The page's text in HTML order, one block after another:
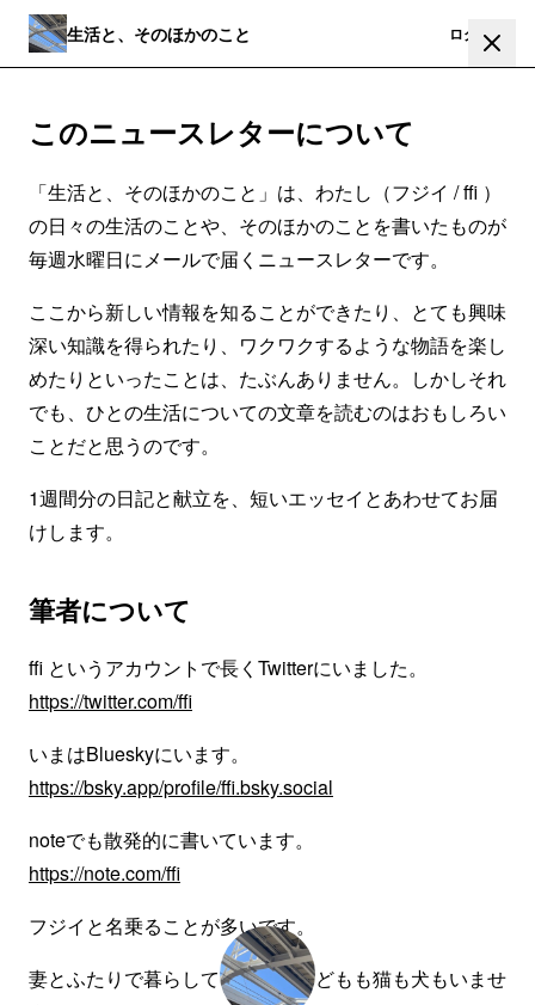
生活と、そのほかのこと ログイン
このニュースレターについて
「生活と、そのほかのこと」は、わたし（フジイ / ffi ）
の日々の生活のことや、そのほかのことを書いたものが
毎週水曜日にメールで届くニュースレターです。
ここから新しい情報を知ることができたり、とても興味
深い知識を得られたり、ワクワクするような物語を楽し
めたりといったことは、たぶんありません。しかしそれ
でも、ひとの生活についての文章を読むのはおもしろい
ことだと思うのです。
1週間分の日記と献立を、短いエッセイとあわせてお届
けします。
筆者について
ffi というアカウントで長くTwitterにいました。
https://twitter.com/ffi
いまはBlueskyにいます。
https://bsky.app/profile/ffi.bsky.social
noteでも散発的に書いています。
https://note.com/ffi
フジイと名乗ることが多いです。
妻とふたりで暮らしています。子どもも猫も犬もいませ